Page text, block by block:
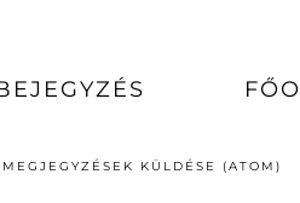
MEGJEGYZÉSEK KÜLDÉSE (ATOM)